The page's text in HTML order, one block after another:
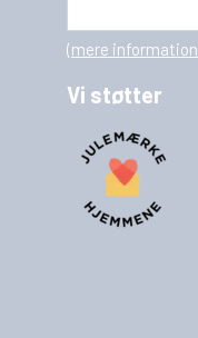
(mere
Vi støtter